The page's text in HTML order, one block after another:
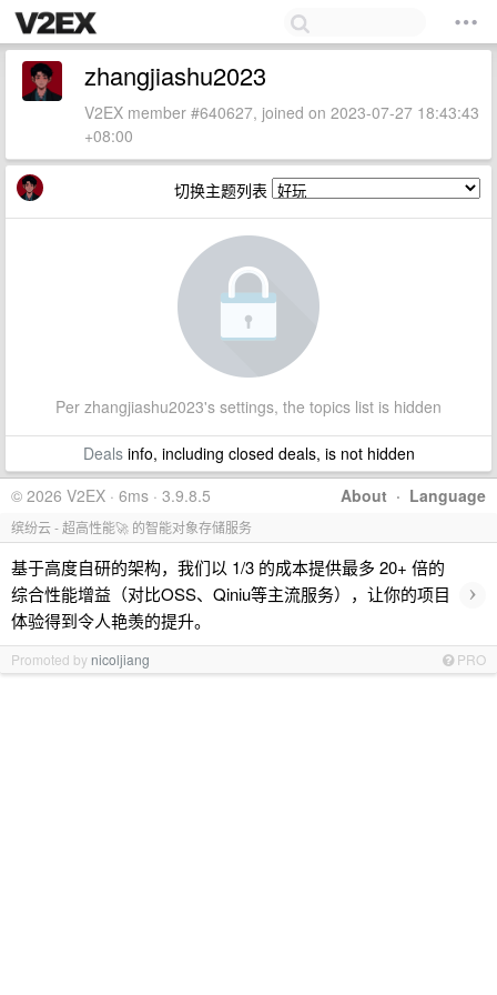
zhangjiashu2023
V2EX member #640627, joined on 2023-07-27 18:43:43
+08:00
切换主题列表
Per zhangjiashu2023's settings, the topics list is hidden
Dealsinfo, including closed deals, is not hidden
About · Language
© 2026 V2EX · 6ms · 3.9.8.5
缤纷云 - 超高性能🚀 的智能对象存储服务
基于高度自研的架构，我们以 1/3 的成本提供最多 20+ 倍的
综合性能增益（对比OSS、Qiniu等主流服务），让你的项目
体验得到令人艳羡的提升。
›
Promoted by nicoljiang PRO